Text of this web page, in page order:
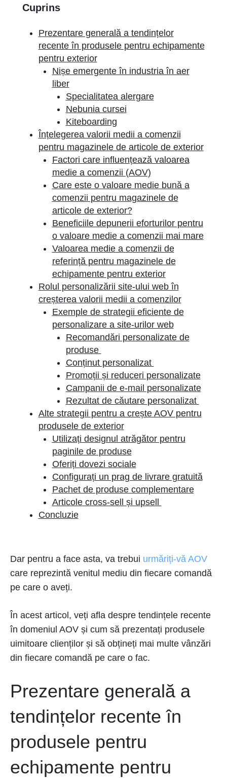
Cuprins
Prezentare generală a tendințelor
recente în produsele pentru echipamente
pentru exterior
Nișe emergente în industria în aer
liber
Specialitatea alergare
Nebunia cursei
Kiteboarding
Înțelegerea valorii medii a comenzii
pentru magazinele de articole de exterior
Factori care influențează valoarea
medie a comenzii (AOV)
Care este o valoare medie bună a
comenzii pentru magazinele de
articole de exterior?
Beneficiile depunerii eforturilor pentru
o valoare medie a comenzii mai mare
Valoarea medie a comenzii de
referință pentru magazinele de
echipamente pentru exterior
Rolul personalizării site-ului web în
creșterea valorii medii a comenzilor
Exemple de strategii eficiente de
personalizare a site-urilor web
Recomandări personalizate de
produse
Conținut personalizat
Promoții și reduceri personalizate
Campanii de e-mail personalizate
Rezultat de căutare personalizat
Alte strategii pentru a crește AOV pentru
produsele de exterior
Utilizați designul atrăgător pentru
paginile de produse
Oferiți dovezi sociale
Configurați un prag de livrare gratuită
Pachet de produse complementare
Articole cross-sell și upsell
Concluzie
Dar pentru a face asta, va trebui urmăriți-vă AOV
care reprezintă venitul mediu din fiecare comandă
pe care o aveți.
În acest articol, veți afla despre tendințele recente
în domeniul AOV și cum să prezentați produsele
uimitoare clienților și să obțineți mai multe vânzări
din fiecare comandă pe care o fac.
Prezentare generală a
tendințelor recente în
produsele pentru
echipamente pentru